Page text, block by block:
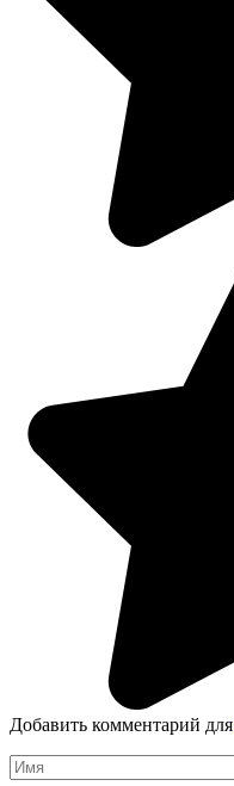
Добавить комментарий для
Имя